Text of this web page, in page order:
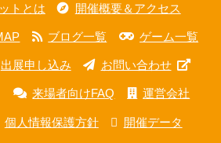
トとは 開催概要＆アクセス
ブログ一覧 ゲーム一覧
出展申し込み お問い合わせ
来場者向けFAQ 運営会社
個人情報保護方針 開催データ